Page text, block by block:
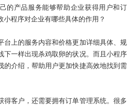
的产品服务能够帮助企业获得用户和订
小程序对企业有哪些具体的作用？
台上的服务内容和价格更加详细具体、规
下一样出现杀鸡取卵的状况。而且小程序
的介绍，帮助用户更加快捷高效地找到需
得客户，还需要拥有订单管理系统。很多